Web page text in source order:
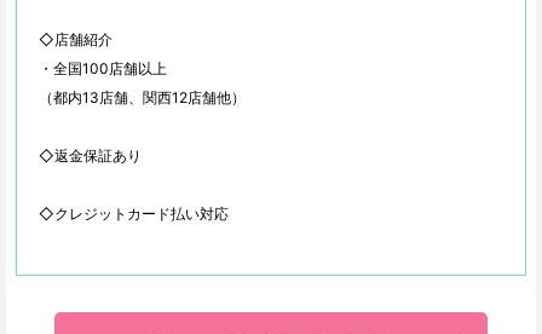
◇店舗紹介
・全国100店舗以上
（都内13店舗、関西12店舗他）
◇返金保証あり
◇クレジットカード払い対応